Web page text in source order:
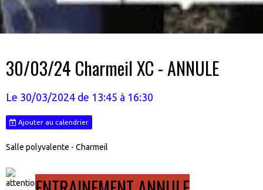
30/03/24 Charmeil XC - ANNULE
Le 30/03/2024 de 13:45 à 16:30
Ajouter au calendrier
Salle polyvalente - Charmeil